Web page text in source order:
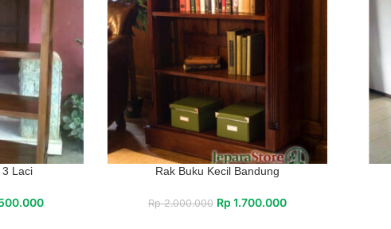
3 Laci Rak Buku Kecil Bandung
Rp2.000.000 Rp 1.700.000